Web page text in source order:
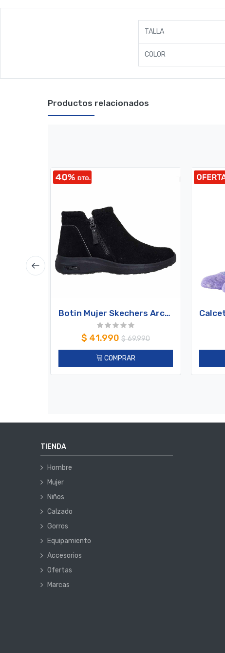
TALLA
COLOR
Productos relacionados
Botin Mujer Skechers Arch Fit Ease Negro 169127-BBK
$ 41.990 $69.990
COMPRAR
TIENDA
Hombre
Mujer
Niños
Calzado
Gorros
Equipamiento
Accesorios
Ofertas
Marcas